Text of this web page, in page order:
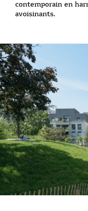
contemporain en
avoisinants.